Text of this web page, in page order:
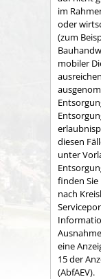
im
oder
(zum
mobiler
diesen
unter
finden
nach
eine
15 der
(AbfAEV).